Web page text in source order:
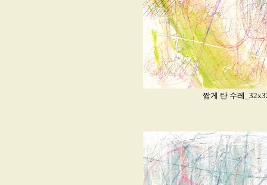
짧게 탄 수레